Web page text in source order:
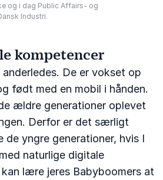
og i dag Public Affairs- og
Industri.
kompetencer
De er vokset op
født med en mobil i hånden.
ældre generationer oplevet
Derfor er det særligt
yngre generationer, hvis I
naturlige digitale
lære jeres Babyboomers at